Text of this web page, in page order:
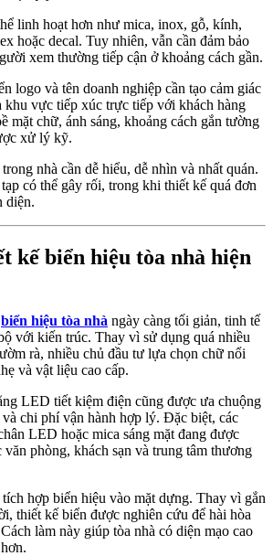
linh hoạt hơn như mica, inox, gỗ, kính,
hoặc decal. Tuy nhiên, vẫn cần đảm bảo
xem thường tiếp cận ở khoảng cách gần.
logo và tên doanh nghiệp cần tạo cảm giác
vực tiếp xúc trực tiếp với khách hàng
mặt chữ, ánh sáng, khoảng cách gắn tường
xử lý kỹ.
nhà cần dễ hiểu, dễ nhìn và nhất quán.
có thể gây rối, trong khi thiết kế quá đơn
diện.
kế biển hiệu tòa nhà hiện
biển hiệu tòa nhà ngày càng tối giản, tinh tế
với kiến trúc. Thay vì sử dụng quá nhiều
rà, nhiều chủ đầu tư lựa chọn chữ nổi
và vật liệu cao cấp.
LED tiết kiệm điện cũng được ưa chuộng
chi phí vận hành hợp lý. Đặc biệt, các
LED hoặc mica sáng mặt đang được
văn phòng, khách sạn và trung tâm thương
hợp biển hiệu vào mặt dựng. Thay vì gắn
thiết kế biển được nghiên cứu để hài hòa
làm này giúp tòa nhà có diện mạo cao